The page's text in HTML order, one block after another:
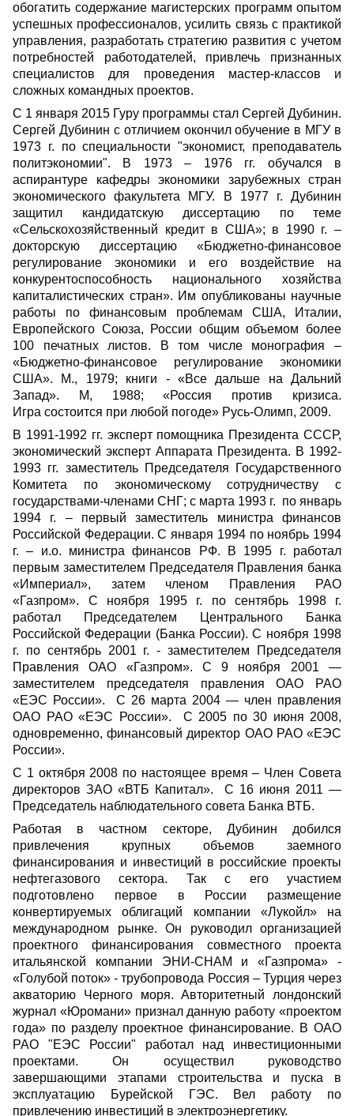
обогатить содержание магистерских программ опытом
успешных профессионалов, усилить связь с практикой
управления, разработать стратегию развития с учетом
потребностей работодателей, привлечь признанных
специалистов для проведения мастер-классов и
сложных командных проектов.
С 1 января 2015 Гуру программы стал Сергей Дубинин.
Сергей Дубинин с отличием окончил обучение в МГУ в
1973 г. по специальности "экономист, преподаватель
политэкономии". В 1973 – 1976 гг. обучался в
аспирантуре кафедры экономики зарубежных стран
экономического факультета МГУ. В 1977 г. Дубинин
защитил кандидатскую диссертацию по теме
«Сельскохозяйственный кредит в США»; в 1990 г. –
докторскую диссертацию «Бюджетно-финансовое
регулирование экономики и его воздействие на
конкурентоспособность национального хозяйства
капиталистических стран». Им опубликованы научные
работы по финансовым проблемам США, Италии,
Европейского Союза, России общим объемом более
100 печатных листов. В том числе монография –
«Бюджетно-финансовое регулирование экономики
США». М., 1979; книги - «Все дальше на Дальний
Запад». М, 1988; «Россия против кризиса.
Игра состоится при любой погоде» Русь-Олимп, 2009.
В 1991-1992 гг. эксперт помощника Президента СССР,
экономический эксперт Аппарата Президента. В 1992-
1993 гг. заместитель Председателя Государственного
Комитета по экономическому сотрудничеству с
государствами-членами СНГ; с марта 1993 г. по январь
1994 г. – первый заместитель министра финансов
Российской Федерации. С января 1994 по ноябрь 1994
г. – и.о. министра финансов РФ. В 1995 г. работал
первым заместителем Председателя Правления банка
«Империал», затем членом Правления РАО
«Газпром». С ноября 1995 г. по сентябрь 1998 г.
работал Председателем Центрального Банка
Российской Федерации (Банка России). С ноября 1998
г. по сентябрь 2001 г. - заместителем Председателя
Правления ОАО «Газпром». С 9 ноября 2001 —
заместителем председателя правления ОАО РАО
«ЕЭС России». С 26 марта 2004 — член правления
ОАО РАО «ЕЭС России». С 2005 по 30 июня 2008,
одновременно, финансовый директор ОАО РАО «ЕЭС
России».
С 1 октября 2008 по настоящее время – Член Совета
директоров ЗАО «ВТБ Капитал». С 16 июня 2011 —
Председатель наблюдательного совета Банка ВТБ.
Работая в частном секторе, Дубинин добился
привлечения крупных объемов заемного
финансирования и инвестиций в российские проекты
нефтегазового сектора. Так с его участием
подготовлено первое в России размещение
конвертируемых облигаций компании «Лукойл» на
международном рынке. Он руководил организацией
проектного финансирования совместного проекта
итальянской компании ЭНИ-СНАМ и «Газпрома» -
«Голубой поток» - трубопровода Россия – Турция через
акваторию Черного моря. Авторитетный лондонский
журнал «Юромани» признал данную работу «проектом
года» по разделу проектное финансирование. В ОАО
РАО "ЕЭС России" работал над инвестиционными
проектами. Он осуществил руководство
завершающими этапами строительства и пуска в
эксплуатацию Бурейской ГЭС. Вел работу по
привлечению инвестиций в электроэнергетику.